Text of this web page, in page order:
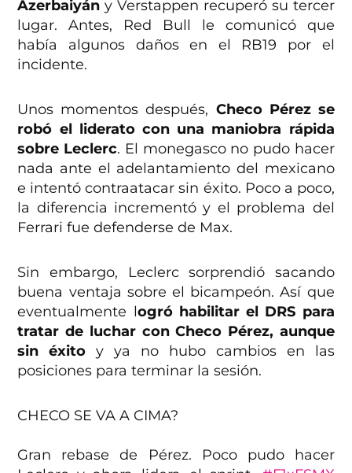
Azerbaiyán y Verstappen recuperó su tercer
lugar. Antes, Red Bull le comunicó que
había algunos daños en el RB19 por el
incidente.
Unos momentos después, Checo Pérez se
robó el liderato con una maniobra rápida
sobre Leclerc. El monegasco no pudo hacer
nada ante el adelantamiento del mexicano
e intentó contraatacar sin éxito. Poco a poco,
la diferencia incrementó y el problema del
Ferrari fue defenderse de Max.
Sin embargo, Leclerc sorprendió sacando
buena ventaja sobre el bicampeón. Así que
eventualmente logró habilitar el DRS para
tratar de luchar con Checo Pérez, aunque
sin éxito y ya no hubo cambios en las
posiciones para terminar la sesión.
CHECO SE VA A CIMA?️
Gran rebase de Pérez. Poco pudo hacer